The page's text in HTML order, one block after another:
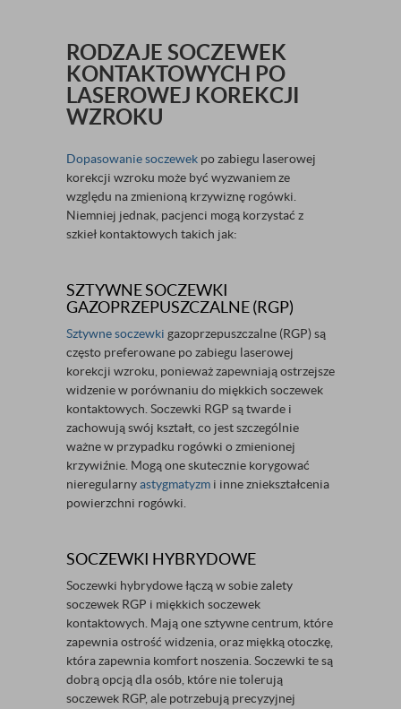
RODZAJE SOCZEWEK
KONTAKTOWYCH PO
LASEROWEJ KOREKCJI
WZROKU
Dopasowanie soczewek po zabiegu laserowej
korekcji wzroku może być wyzwaniem ze
względu na zmienioną krzywiznę rogówki.
Niemniej jednak, pacjenci mogą korzystać z
szkieł kontaktowych takich jak:
SZTYWNE SOCZEWKI
GAZOPRZEPUSZCZALNE (RGP)
Sztywne soczewki gazoprzepuszczalne (RGP) są
często preferowane po zabiegu laserowej
korekcji wzroku, ponieważ zapewniają ostrzejsze
widzenie w porównaniu do miękkich soczewek
kontaktowych. Soczewki RGP są twarde i
zachowują swój kształt, co jest szczególnie
ważne w przypadku rogówki o zmienionej
krzywiźnie. Mogą one skutecznie korygować
nieregularnyastygmatyzm i inne zniekształcenia
powierzchni rogówki.
SOCZEWKI HYBRYDOWE
Soczewki hybrydowe łączą w sobie zalety
soczewek RGP i miękkich soczewek
kontaktowych. Mają one sztywne centrum, które
zapewnia ostrość widzenia, oraz miękką otoczkę,
która zapewnia komfort noszenia. Soczewki te są
dobrą opcją dla osób, które nie tolerują
soczewek RGP, ale potrzebują precyzyjnej